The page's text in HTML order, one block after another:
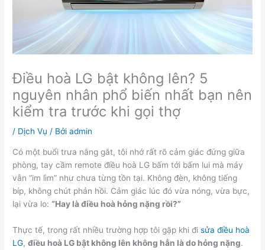
Điều hoà LG bật không lên? 5
nguyên nhân phổ biến nhất bạn nên
kiểm tra trước khi gọi thợ
/ Dịch Vụ / Bởiadmin
Có một buổi trưa nắng gắt, tôi nhớ rất rõ cảm giác đứng giữa
phòng, tay cầm remote điều hoà LG bấm tới bấm lui mà máy
vẫn “im lìm” như chưa từng tồn tại. Không đèn, không tiếng
bíp, không chút phản hồi. Cảm giác lúc đó vừa nóng, vừa bực,
lại vừa lo:“Hay là điều hoà hỏng nặng rồi?”
Thực tế, trong rất nhiều trường hợp tôi gặp khi đisửa điều hoà
LG,điều hoà LG bật không lên không hẳn là do hỏng nặng.